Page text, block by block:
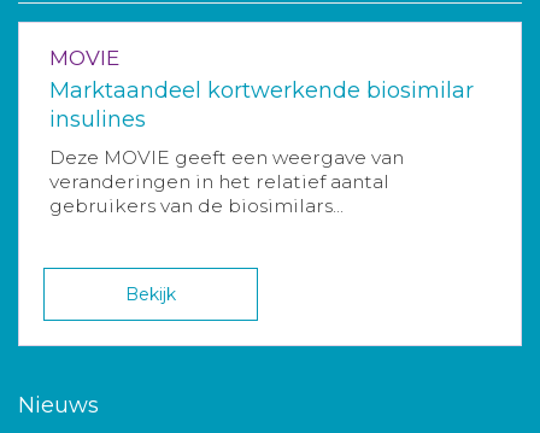
MOVIE
Marktaandeel kortwerkende biosimilar
insulines
Deze MOVIE geeft een weergave van
veranderingen in het relatief aantal
gebruikers van de biosimilars...
Bekijk
Nieuws